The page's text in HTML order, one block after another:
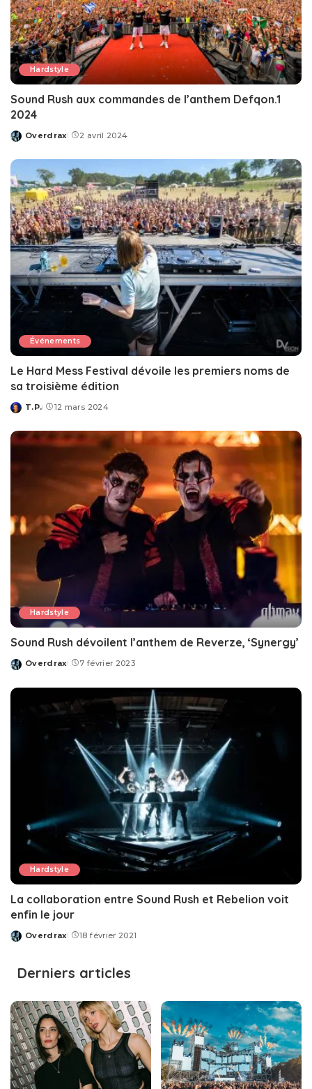
Hardstyle
Sound Rush aux commandes de l’anthem Defqon.1
2024
Posted
Overdrax 2 avril 2024
Événements
Le Hard Mess Festival dévoile les premiers noms de
sa troisième édition
Posted
T.P. 12 mars 2024
Hardstyle
Sound Rush dévoilent l’anthem de Reverze, ‘Synergy’
Posted
Overdrax 7 février 2023
Hardstyle
La collaboration entre Sound Rush et Rebelion voit
enfin le jour
Posted
Overdrax 18 février 2021
Derniers articles